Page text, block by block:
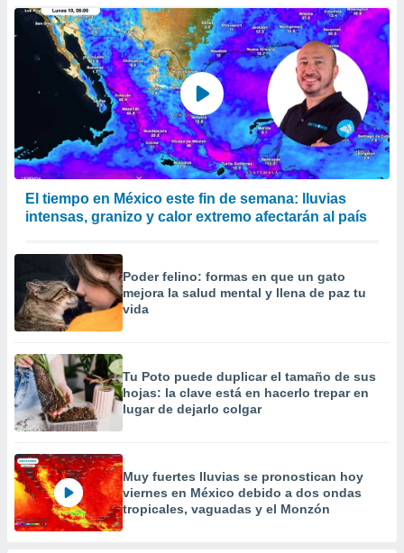
El tiempo en México este fin de semana: lluvias
intensas, granizo y calor extremo afectarán al país
Poder felino: formas en que un gato
mejora la salud mental y llena de paz tu
vida
Tu Poto puede duplicar el tamaño de sus
hojas: la clave está en hacerlo trepar en
lugar de dejarlo colgar
Muy fuertes lluvias se pronostican hoy
viernes en México debido a dos ondas
tropicales, vaguadas y el Monzón